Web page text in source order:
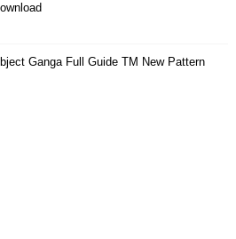
Ganga Full Guide TM New Pattern